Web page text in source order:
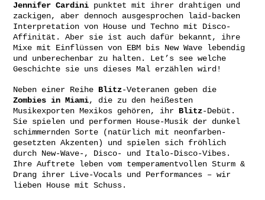
Jennifer Cardini punktet mit ihrer drahtigen und
zackigen, aber dennoch ausgesprochen laid-backen
Interpretation von House und Techno mit Disco-
Affinität. Aber sie ist auch dafür bekannt, ihre
Mixe mit Einflüssen von EBM bis New Wave lebendig
und unberechenbar zu halten. Let’s see welche
Geschichte sie uns dieses Mal erzählen wird!
Neben einer Reihe Blitz-Veteranen geben die
Zombies in Miami, die zu den heißesten
Musikexporten Mexikos gehören, ihr Blitz-Debüt.
Sie spielen und performen House-Musik der dunkel
schimmernden Sorte (natürlich mit neonfarben-
gesetzten Akzenten) und spielen sich fröhlich
durch New-Wave-, Disco- und Italo-Disco-Vibes.
Ihre Auftrete leben vom temperamentvollen Sturm &
Drang ihrer Live-Vocals und Performances – wir
lieben House mit Schuss.